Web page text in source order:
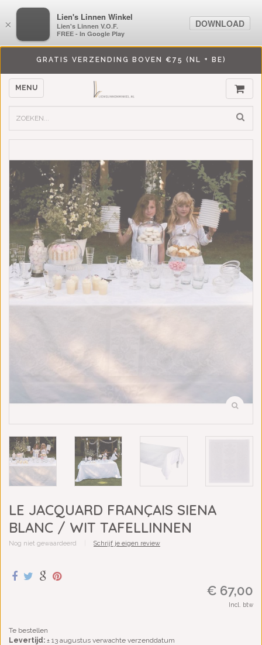
GRATIS VERZENDING BOVEN €75 (NL + BE)
MENU
LE JACQUARD FRANÇAIS SIENA
BLANC / WIT TAFELLINNEN
Nog niet gewaardeerd Schrijf je eigen review
€ 67,00
Incl. btw
Te bestellen
Levertijd: ± 13 augustus verwachte verzenddatum
×
LiensLinnenwinkel.nl
Lien's Linnen V.O.F.
FREE - In Google Play
DOWNLOAD
×
Lien's Linnen Winkel
Lien's Linnen V.O.F.
FREE - In Google Play
DOWNLOAD